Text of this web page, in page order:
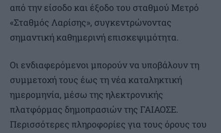
από την είσοδο και έξοδο του σταθμού Μετρό
«Σταθμός Λαρίσης», συγκεντρώνοντας
σημαντική καθημερινή επισκεψιμότητα.
Οι ενδιαφερόμενοι μπορούν να υποβάλουν τη
συμμετοχή τους έως τη νέα καταληκτική
ημερομηνία, μέσω της ηλεκτρονικής
πλατφόρμας δημοπρασιών της ΓΑΙΑΟΣΕ.
Περισσότερες πληροφορίες για τους όρους του